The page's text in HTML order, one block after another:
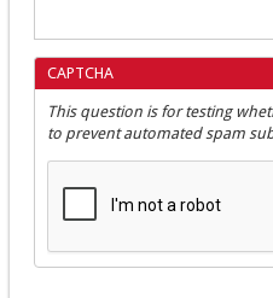
CAPTCHA
This question is for testing
to prevent automated spam